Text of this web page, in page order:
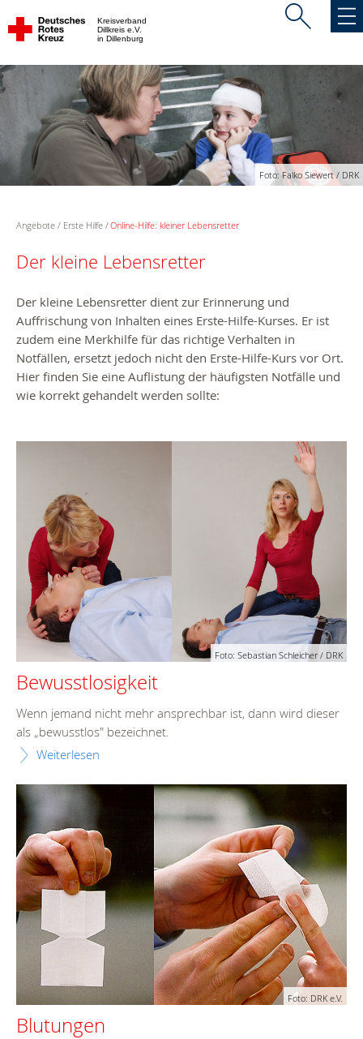
Kreisverband
Dillkreis e.V.
in Dillenburg
Foto: Falko Siewert / DRK
Angebote Erste Hilfe Online-Hilfe: kleiner Lebensretter
Der kleine Lebensretter
Der kleine Lebensretter dient zur Erinnerung und
Auffrischung von Inhalten eines Erste-Hilfe-Kurses. Er ist
zudem eine Merkhilfe für das richtige Verhalten in
Notfällen, ersetzt jedoch nicht den Erste-Hilfe-Kurs vor Ort.
Hier finden Sie eine Auflistung der häufigsten Notfälle und
wie korrekt gehandelt werden sollte:
Foto: Sebastian Schleicher / DRK
Bewusstlosigkeit
Wenn jemand nicht mehr ansprechbar ist, dann wird dieser
als „bewusstlos" bezeichnet.
Weiterlesen
Foto: DRK e.V.
Blutungen